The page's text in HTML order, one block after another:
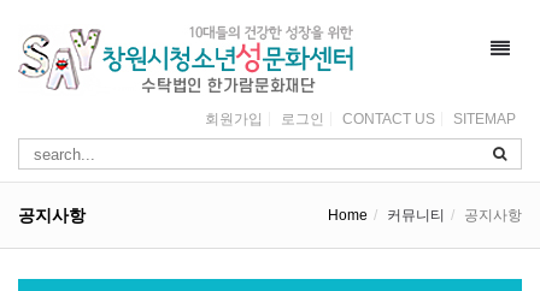
회원가입 로그인 CONTACT US SITEMAP
공지사항 Home 커뮤니티 공지사항